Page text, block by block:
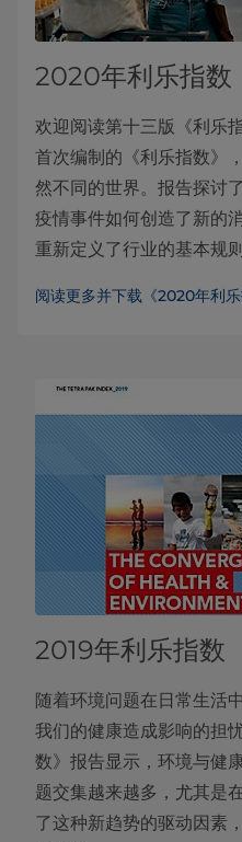
2020年利乐指数
欢迎阅读第十三版《利乐
首次编制的《利乐指数》
然不同的世界。报告探讨
疫情事件如何创造了新的
重新定义了行业的基本规
阅读更多并下载《2020年利
2019年利乐指数
随着环境问题在日常生活
我们的健康造成影响的担
数》报告显示，环境与健
题交集越来越多，尤其是
了这种新趋势的驱动因素